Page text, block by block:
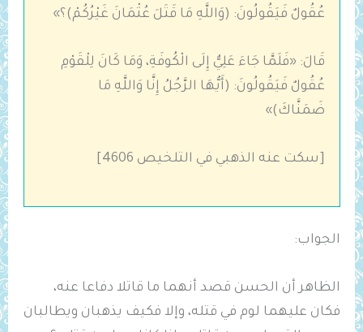
عُقُولٌ فَيَقُولُونَ: (وَاللَّهِ ‌مَا ‌قَتَلَ ‌عُثْمَانَ ‌غَيْرُكُمْ)؟»
قَالَ: «فَلَمَّا جَاءَ عَلِيٌّ إِلَى الْكُوفَةِ، وَمَا كَانَ لِلْقَوْمِ
عُقُولٌ فَيَقُولُونَ: (أَيُّهَا الرَّجُلُ إِنَّا وَاللَّهِ مَا
ضَمَنَّاكَ)»
[سكت عنه الذهبي في التلخيص ‌‌4606]
الجواب:
الظاهر أن الحسن قصد أنهما ما قاتلا دفاعا عنه،
فكان عليهما لوم في قتله، وإلا فكيف يذهبان ويطالبان